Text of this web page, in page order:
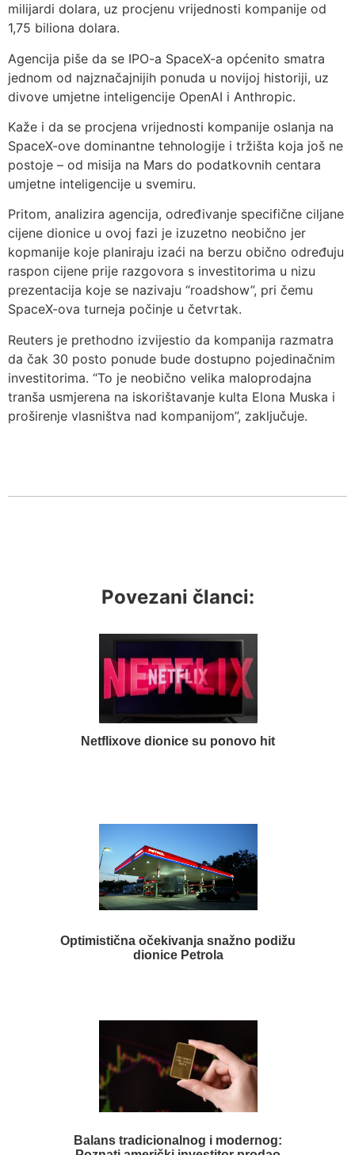
milijardi dolara, uz procjenu vrijednosti kompanije od
1,75 biliona dolara.
Agencija piše da se IPO-a SpaceX-a općenito smatra
jednom od najznačajnijih ponuda u novijoj historiji, uz
divove umjetne inteligencije OpenAI i Anthropic.
Kaže i da se procjena vrijednosti kompanije oslanja na
SpaceX-ove dominantne tehnologije i tržišta koja još ne
postoje – od misija na Mars do podatkovnih centara
umjetne inteligencije u svemiru.
Pritom, analizira agencija, određivanje specifične ciljane
cijene dionice u ovoj fazi je izuzetno neobično jer
kopmanije koje planiraju izaći na berzu obično određuju
raspon cijene prije razgovora s investitorima u nizu
prezentacija koje se nazivaju “roadshow”, pri čemu
SpaceX-ova turneja počinje u četvrtak.
Reuters je prethodno izvijestio da kompanija razmatra
da čak 30 posto ponude bude dostupno pojedinačnim
investitorima. “To je neobično velika maloprodajna
tranša usmjerena na iskorištavanje kulta Elona Muska i
proširenje vlasništva nad kompanijom”, zaključuje.
Povezani članci:
Netflixove dionice su ponovo hit
Optimistična očekivanja snažno podižu
dionice Petrola
Balans tradicionalnog i modernog: